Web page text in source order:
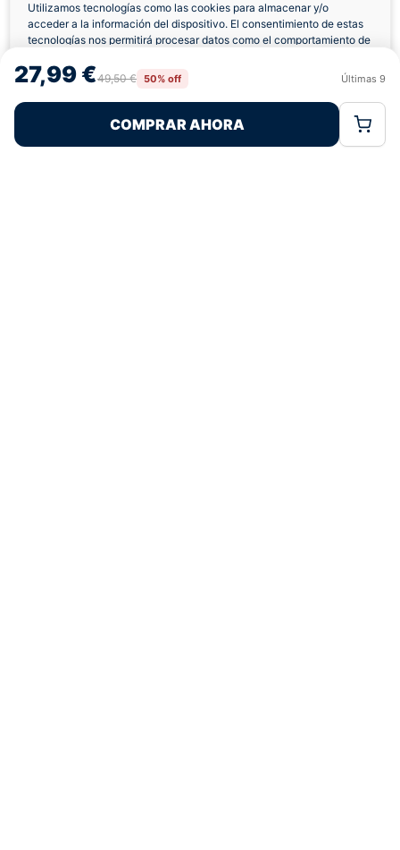
Utilizamos tecnologías como las cookies para almacenar y/o
acceder a la información del dispositivo. El consentimiento de estas
tecnologías nos permitirá procesar datos como el comportamiento de
retirar el consentimiento, puede afectar negativamente a ciertas
características y funciones.
Rechazar
Política de CookiesPolítica de Privacidad
27,99 €49,50 € 50% off Últimas 9
COMPRAR AHORA
Envíos a Domicilio Devolución 7 Días
Pagos 100% Seguros Ofertas Sin Límites